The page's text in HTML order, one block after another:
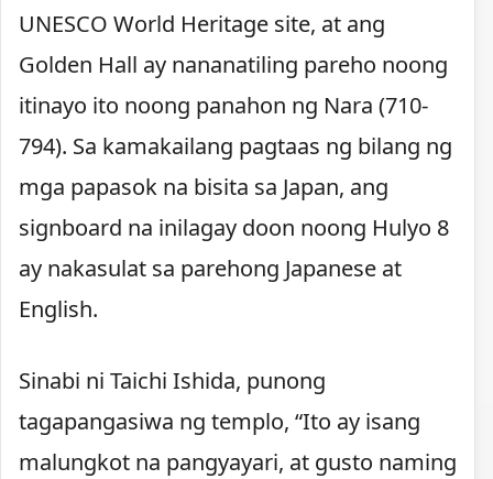
UNESCO World Heritage site, at ang
Golden Hall ay nananatiling pareho noong
itinayo ito noong panahon ng Nara (710-
794). Sa kamakailang pagtaas ng bilang ng
mga papasok na bisita sa Japan, ang
signboard na inilagay doon noong Hulyo 8
ay nakasulat sa parehong Japanese at
English.
Sinabi ni Taichi Ishida, punong
tagapangasiwa ng templo, “Ito ay isang
malungkot na pangyayari, at gusto naming